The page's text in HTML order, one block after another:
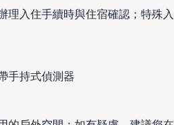
理入住手續時與住宿確認；特殊入
手持式偵測器